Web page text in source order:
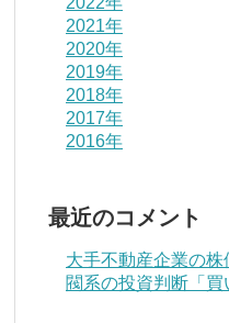
2021年
2020年
2019年
2018年
2017年
2016年
最近のコメント
大手不動産企業の
閥系の投資判断「買